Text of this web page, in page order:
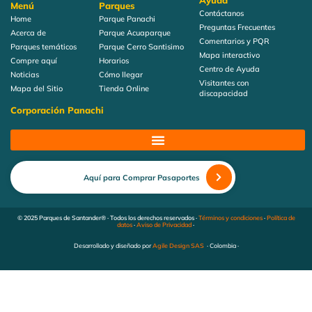
Menú
Home
Acerca de
Parques temáticos
Compre aquí
Noticias
Mapa del Sitio
Parques
Parque Panachi
Parque Acuaparque
Parque Cerro Santisimo
Horarios
Cómo llegar
Tienda Online
Contáctanos
Preguntas Frecuentes
Comentarios y PQR
Mapa interactivo
Centro de Ayuda
Visitantes con
discapacidad
Corporación Panachi
Aquí para Comprar Pasaportes
© 2025 Parques de Santander® · Todos los derechos reservados ·Términos y condiciones·Política de
datos·Aviso de Privacidad·
Desarrollado y diseñado porAgile Design SAS· Colombia ·